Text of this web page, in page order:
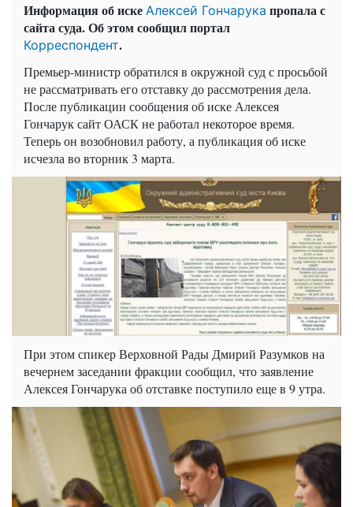
Информация об иске Алексей Гончарука пропала с
сайта суда. Об этом сообщил портал
Корреспондент.
Премьер-министр обратился в окружной суд с просьбой
не рассматривать его отставку до рассмотрения дела.
После публикации сообщения об иске Алексея
Гончарук сайт ОАСК не работал некоторое время.
Теперь он возобновил работу, а публикация об иске
исчезла во вторник 3 марта.
При этом спикер Верховной Рады Дмирий Разумков на
вечернем заседании фракции сообщил, что заявление
Алексея Гончарука об отставке поступило еще в 9 утра.